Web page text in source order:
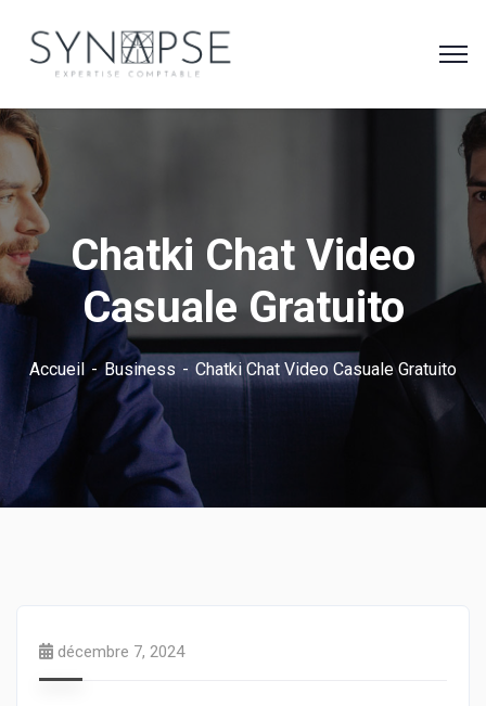
Chatki Chat Video
Casuale Gratuito
Accueil Business Chatki Chat Video Casuale Gratuito
décembre 7, 2024